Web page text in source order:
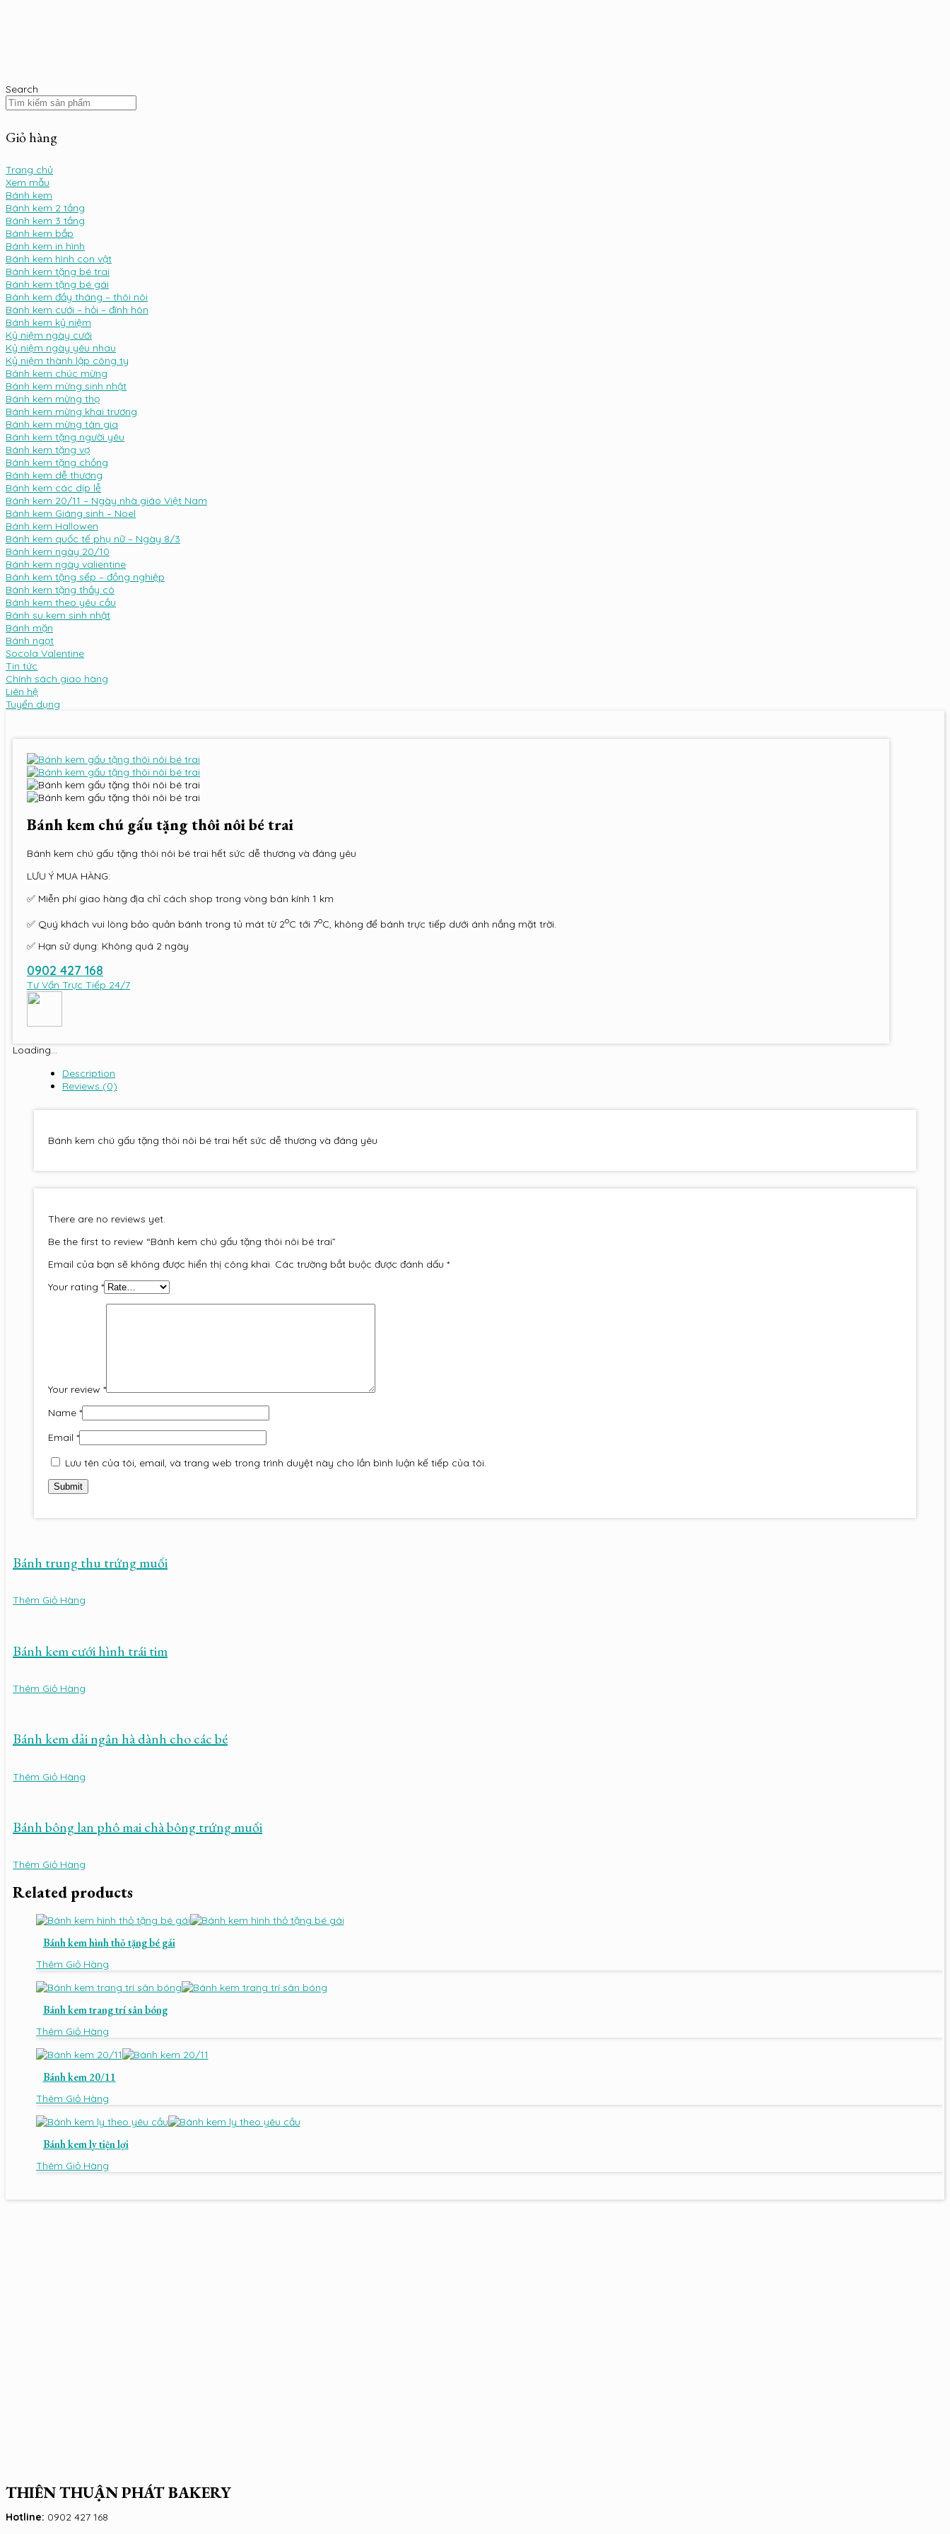
Search
Giỏ hàng
Trang chủ
Xem mẫu
Bánh kem
Bánh kem 2 tầng
Bánh kem 3 tầng
Bánh kem bắp
Bánh kem in hình
Bánh kem hình con vật
Bánh kem tặng bé trai
Bánh kem tặng bé gái
Bánh kem đầy tháng – thôi nôi
Bánh kem cưới – hỏi – đính hôn
Bánh kem kỷ niệm
Kỷ niệm ngày cưới
Kỷ niệm ngày yêu nhau
Kỷ niệm thành lập công ty
Bánh kem chúc mừng
Bánh kem mừng sinh nhật
Bánh kem mừng thọ
Bánh kem mừng khai trương
Bánh kem mừng tân gia
Bánh kem tặng người yêu
Bánh kem tặng vợ
Bánh kem tặng chồng
Bánh kem dễ thương
Bánh kem các dịp lễ
Bánh kem 20/11 – Ngày nhà giáo Việt Nam
Bánh kem Giáng sinh – Noel
Bánh kem Hallowen
Bánh kem quốc tế phụ nữ – Ngày 8/3
Bánh kem ngày 20/10
Bánh kem ngày valientine
Bánh kem tặng sếp – đồng nghiệp
Bánh kem tặng thầy cô
Bánh kem theo yêu cầu
Bánh su kem sinh nhật
Bánh mặn
Bánh ngọt
Socola Valentine
Tin tức
Chính sách giao hàng
Liên hệ
Tuyển dụng
Bánh kem chú gấu tặng thôi nôi bé trai
Bánh kem chú gấu tặng thôi nôi bé trai hết sức dễ thương và đáng yêu
LƯU Ý MUA HÀNG:
✅ Miễn phí giao hàng địa chỉ cách shop trong vòng bán kính 1 km
✅ Quý khách vui lòng bảo quản bánh trong tủ mát từ 2oC tới 7oC, không để bánh trực tiếp dưới ánh nắng mặt trời.
✅ Hạn sử dụng: Không quá 2 ngày
0902 427 168
Tư Vấn Trực Tiếp 24/7
Loading...
Description
Reviews (0)
Bánh kem chú gấu tặng thôi nôi bé trai hết sức dễ thương và đáng yêu
There are no reviews yet.
Be the first to review “Bánh kem chú gấu tặng thôi nôi bé trai”
Email của bạn sẽ không được hiển thị công khai. Các trường bắt buộc được đánh dấu *
Your rating *
Your review *
Name *
Email *
Lưu tên của tôi, email, và trang web trong trình duyệt này cho lần bình luận kế tiếp của tôi.
Bánh trung thu trứng muối
Thêm Giỏ Hàng
Bánh kem cưới hình trái tim
Thêm Giỏ Hàng
Bánh kem dải ngân hà dành cho các bé
Thêm Giỏ Hàng
Bánh bông lan phô mai chà bông trứng muối
Thêm Giỏ Hàng
Related products
Bánh kem hình thỏ tặng bé gái
Thêm Giỏ Hàng
Bánh kem trang trí sân bóng
Thêm Giỏ Hàng
Bánh kem 20/11
Thêm Giỏ Hàng
Bánh kem ly tiện lợi
Thêm Giỏ Hàng
THIÊN THUẬN PHÁT BAKERY
Hotline: 0902 427 168